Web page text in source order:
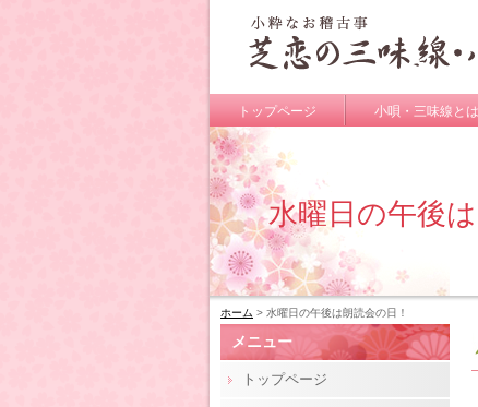
トップページ 小唄・三味線とは
水曜日の午後
ホーム > 水曜日の午後は朗読会の日！
メニュー
トップページ